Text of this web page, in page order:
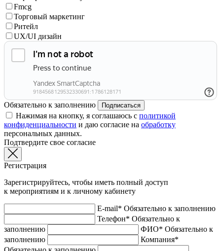
Fmcg
Торговый маркетинг
Ритейл
UX/UI дизайн
Обязательно к заполнению Подписаться
Нажимая на кнопку, я соглашаюсь с политикой
конфиденциальности и даю согласие на обработку
персональных данных.
Подтвердите свое согласие
Регистрация
Зарегистрируйтесь, чтобы иметь полный доступ
к мероприятиям и к личному кабинету
E-mail* Обязательно к заполнению
Телефон* Обязательно к
заполнению
ФИО* Обязательно к
заполнению
Компания*